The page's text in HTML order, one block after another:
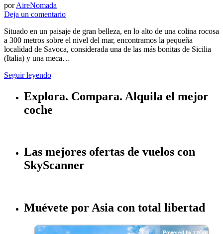
porAireNomada
Deja un comentario
Situado en un paisaje de gran belleza, en lo alto de una colina rocosa
a 300 metros sobre el nivel del mar, encontramos la pequeña
localidad de Savoca, considerada una de las más bonitas de Sicilia
(Italia) y una meca…
Seguir leyendo
Las mejores ofertas de vuelos con
SkyScanner
Muévete por Asia con total libertad